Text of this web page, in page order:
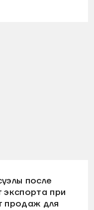
после
при
продаж для